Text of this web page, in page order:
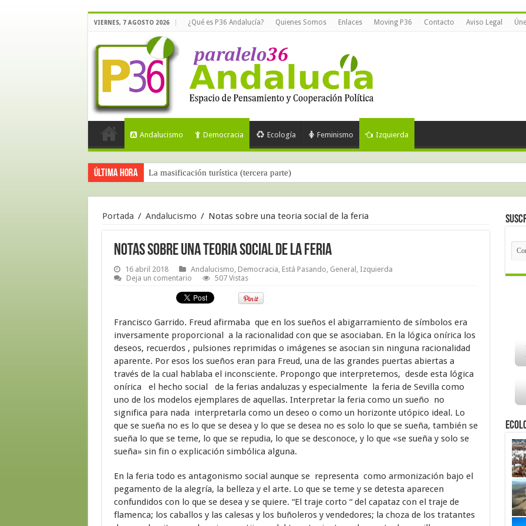
VIERNES, 7 AGOSTO 2026 ¿Qué es P36 Andalucía? Quienes Somos Enlaces Moving P36 Contacto Aviso Legal
Andalucismo Democracia Ecología Feminismo Izquierda
Última hora La masificación turística (tercera parte)
Portada / Andalucismo / Notas sobre una teoria social de la feria
Notas sobre una teoria social de la feria
16 abril 2018 Andalucismo, Democracia, Está Pasando, General , Izquierda
Deja un comentario
507 Vistas
Francisco Garrido. Freud afirmaba que en los sueños el abigarramiento de símbolos era
inversamente proporcional a la racionalidad con que se asociaban. En la lógica onírica los
deseos, recuerdos , pulsiones reprimidas o imágenes se asocian sin ninguna racionalidad
aparente. Por esos los sueños eran para Freud, una de las grandes puertas abiertas a
través de la cual hablaba el inconsciente. Propongo que interpretemos, desde esta lógica
onírica el hecho social de la ferias andaluzas y especialmente la feria de Sevilla como
uno de los modelos ejemplares de aquellas. Interpretar la feria como un sueño no
significa para nada interpretarla como un deseo o como un horizonte utópico ideal. Lo
que se sueña no es lo que se desea y lo que se desea no es solo lo que se sueña, también se
sueña lo que se teme, lo que se repudia, lo que se desconoce, y lo que «se sueña y solo se
sueña» sin fin o explicación simbólica alguna.
En la feria todo es antagonismo social aunque se representa como armonización bajo el
pegamento de la alegría, la belleza y el arte. Lo que se teme y se detesta aparecen
confundidos con lo que se desea y se quiere. “El traje corto “ del capataz con el traje de
flamenca; los caballos y las calesas y los buñoleros y vendedores; la choza de los tratantes